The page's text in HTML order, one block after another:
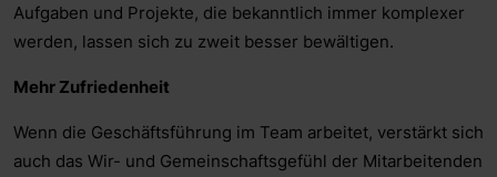
Aufgaben und Projekte, die bekanntlich immer komplexer
werden, lassen sich zu zweit besser bewältigen.
Mehr Zufriedenheit
Wenn die Geschäftsführung im Team arbeitet, verstärkt sich
auch das Wir- und Gemeinschaftsgefühl der Mitarbeitenden